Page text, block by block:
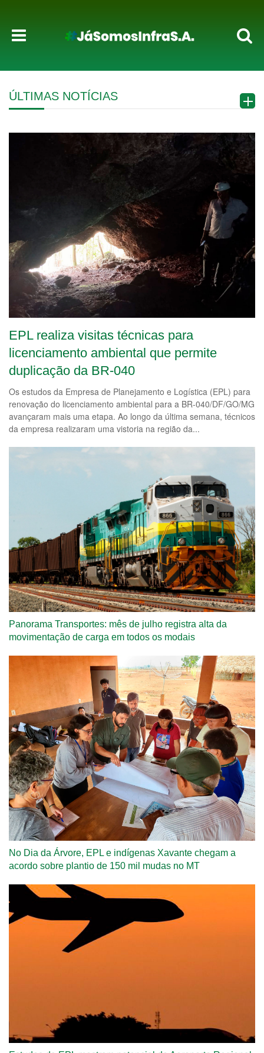
ÚLTIMAS NOTÍCIAS
EPL realiza visitas técnicas para
licenciamento ambiental que permite
duplicação da BR-040
Os estudos da Empresa de Planejamento e Logística (EPL) para
renovação do licenciamento ambiental para a BR-040/DF/GO/MG
avançaram mais uma etapa. Ao longo da última semana, técnicos
da empresa realizaram uma vistoria na região da...
Panorama Transportes: mês de julho registra alta da
movimentação de carga em todos os modais
No Dia da Árvore, EPL e indígenas Xavante chegam a
acordo sobre plantio de 150 mil mudas no MT